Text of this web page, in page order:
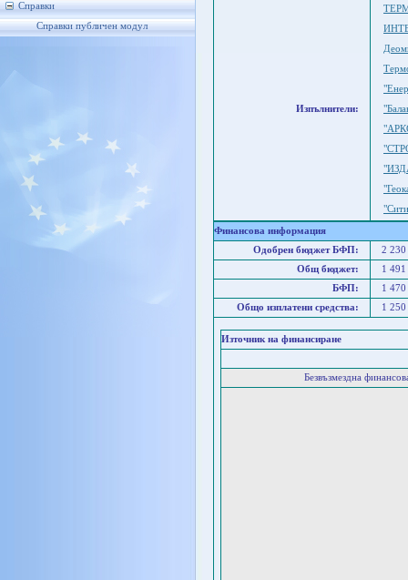
Справки
Справки публичен модул
Изпълнители:
Финансова информация
Одобрен бюджет БФП:
2 230
Общ бюджет:
1
БФП:
1
Общо изплатени средства:
1
Източник на финансиране
Безвъзмездна